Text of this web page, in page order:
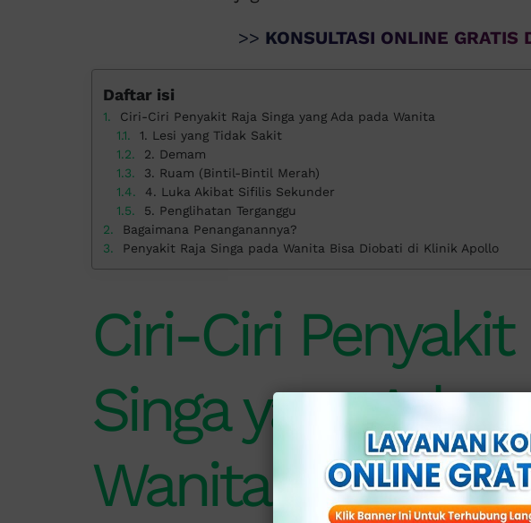
>> KONSULTASI ONLINE GRATIS
Daftar isi
Ciri-Ciri Penyakit Raja Singa yang Ada pada Wanita
1. Lesi yang Tidak Sakit
2. Demam
3. Ruam (Bintil-Bintil Merah)
4. Luka Akibat Sifilis Sekunder
5. Penglihatan Terganggu
Bagaimana Penanganannya?
Penyakit Raja Singa pada Wanita Bisa Diobati di Klinik Apollo
Ciri-Ciri Penyakit
Singa yang Ada
Wanita